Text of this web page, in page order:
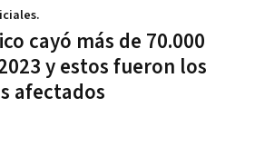
cayó más de 70.000
y estos fueron los
afectados